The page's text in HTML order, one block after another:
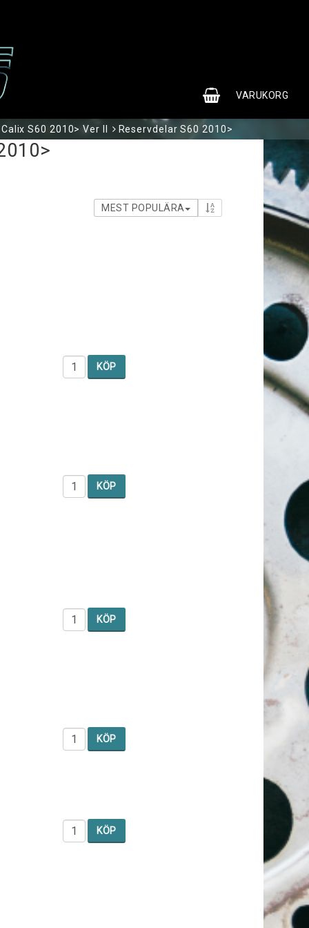
VARUKORG
Calix S60 2010> Ver II Reservdelar S60 2010>
MEST POPULÄRA
KÖP
KÖP
KÖP
KÖP
KÖP